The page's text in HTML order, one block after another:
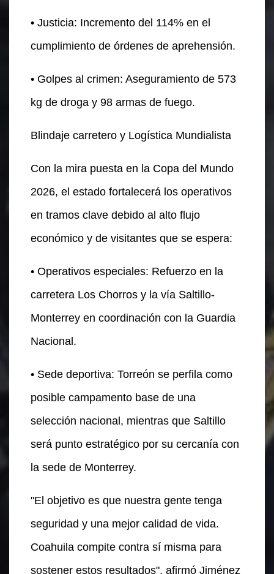
• Justicia: Incremento del 114% en el
cumplimiento de órdenes de aprehensión.
• Golpes al crimen: Aseguramiento de 573
kg de droga y 98 armas de fuego.
Blindaje carretero y Logística Mundialista
Con la mira puesta en la Copa del Mundo
2026, el estado fortalecerá los operativos
en tramos clave debido al alto flujo
económico y de visitantes que se espera:
• Operativos especiales: Refuerzo en la
carretera Los Chorros y la vía Saltillo-
Monterrey en coordinación con la Guardia
Nacional.
• Sede deportiva: Torreón se perfila como
posible campamento base de una
selección nacional, mientras que Saltillo
será punto estratégico por su cercanía con
la sede de Monterrey.
"El objetivo es que nuestra gente tenga
seguridad y una mejor calidad de vida.
Coahuila compite contra sí misma para
sostener estos resultados", afirmó Jiménez